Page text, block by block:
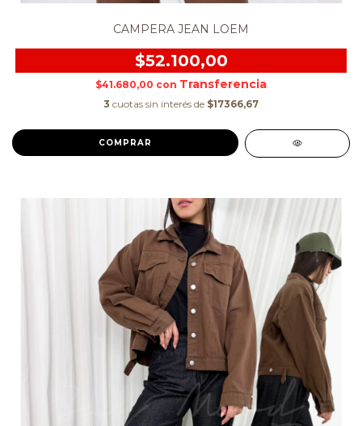
CAMPERA JEAN LOEM
$52.100,00
$41.680,00 con
3 cuotas sin interés de $17366,67
COMPRAR